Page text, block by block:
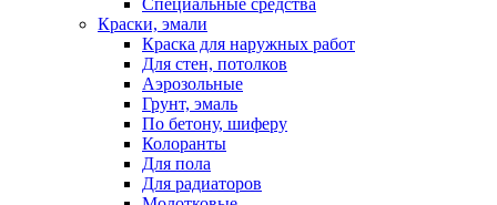
Специальные средства
Краски, эмали
Краска для наружных работ
Для стен, потолков
Аэрозольные
Грунт, эмаль
По бетону, шиферу
Колоранты
Для пола
Для радиаторов